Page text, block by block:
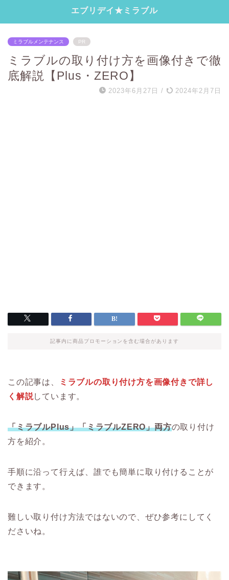
エブリデイ★ミラブル
ミラブルメンテナンス PR
ミラブルの取り付け方を画像付きで徹
底解説【Plus・ZERO】
2023年6月27日 / 2024年2月7日
記事内に商品プロモーションを含む場合があります
この記事は、
ミラブルの取り付け方を画像付きで詳し
く解説しています。
「ミラブルPlus」「ミラブルZERO」両方の取り付け
方を紹介。
手順に沿って行えば、誰でも簡単に取り付けることが
できます。
難しい取り付け方法ではないので、ぜひ参考にしてく
ださいね。